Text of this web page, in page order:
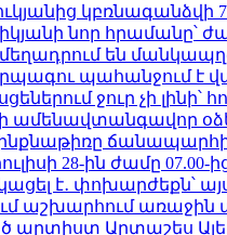
կբռնագանձվի
նոր հրամանը՝
են
պահանջում է
ջուր չի լինի՝
ամենավտանգավոր
ինքնաթիռը
28-ին ժամը 07.00-
է․ փոխարժեքն՝
աշխարհում առաջին
արտիստ Արտաշես